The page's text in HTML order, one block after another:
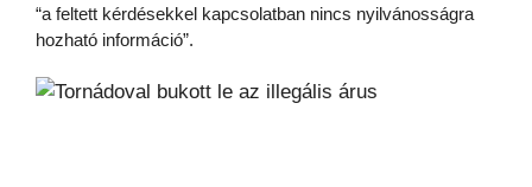
“a feltett kérdésekkel kapcsolatban nincs nyilvánosságra
hozható információ”.